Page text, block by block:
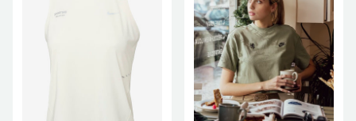
L XS S M L